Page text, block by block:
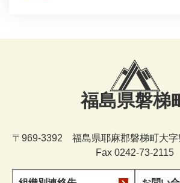
福島県磐梯
〒969-3392 福島県耶麻郡磐梯町大字
Fax 0242-73-2115